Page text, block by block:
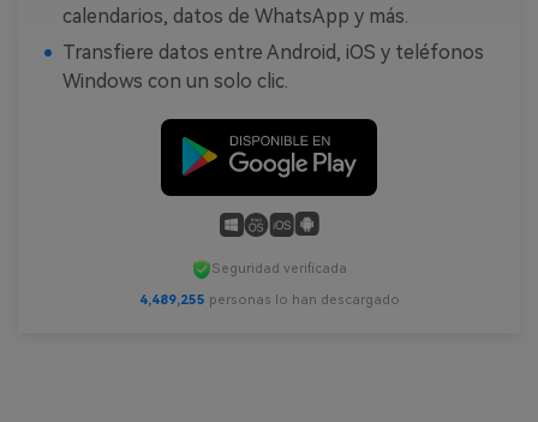
calendarios, datos de WhatsApp y más.
Transfiere datos entre Android, iOS y teléfonos
Windows con un solo clic.
Seguridad verificada
4,489,255 personas lo han descargado